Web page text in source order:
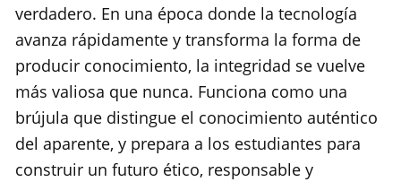
verdadero. En una época donde la tecnología
avanza rápidamente y transforma la forma de
producir conocimiento, la integridad se vuelve
más valiosa que nunca. Funciona como una
brújula que distingue el conocimiento auténtico
del aparente, y prepara a los estudiantes para
construir un futuro ético, responsable y